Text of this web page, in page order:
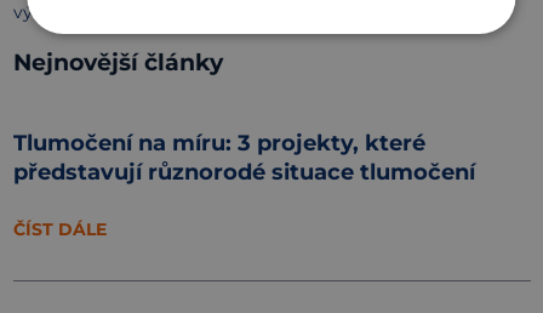
výkonný ředitel
Nejnovější články
Tlumočení na míru: 3 projekty, které
představují různorodé situace tlumočení
ČÍST DÁLE